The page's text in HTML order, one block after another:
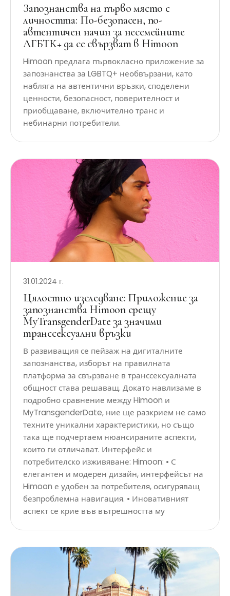
Запознанства на първо място с
личността: По-безопасен, по-
автентичен начин за несемейните
ЛГБТК+ да се свързват в Himoon
Himoon предлага първокласно приложение за
запознанства за LGBTQ+ необвързани, като
набляга на автентични връзки, споделени
ценности, безопасност, поверителност и
приобщаване, включително транс и
небинарни потребители.
31.01.2024 г.
Цялостно изследване: Приложение за
запознанства Himoon срещу
MyTransgenderDate за значими
транссексуални връзки
В развиващия се пейзаж на дигиталните
запознанства, изборът на правилната
платформа за свързване в транссексуалната
общност става решаващ. Докато навлизаме в
подробно сравнение между Himoon и
MyTransgenderDate, ние ще разкрием не само
техните уникални характеристики, но също
така ще подчертаем нюансираните аспекти,
които ги отличават. Интерфейс и
потребителско изживяване: Himoon: • С
елегантен и модерен дизайн, интерфейсът на
Himoon е удобен за потребителя, осигуряващ
безпроблемна навигация. • Иновативният
аспект се крие във вътрешността му